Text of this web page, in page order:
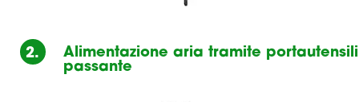
2.
Alimentazione aria tramite portautensili
passante